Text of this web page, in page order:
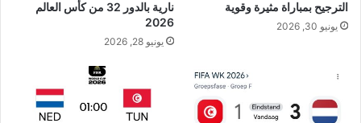
الترجيح بمباراة مثيرة وقوية
يونيو 30, 2026
نارية بالدور 32 من كأس العالم
2026
يونيو 28, 2026